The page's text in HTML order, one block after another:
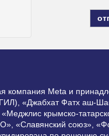
компания Meta и
«Джабхат Фатх аш-
крымско-
«Славянский союз»,